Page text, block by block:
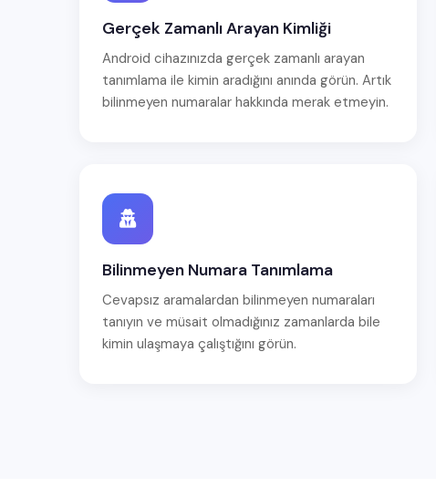
Gerçek Zamanlı Arayan Kimliği
Android cihazınızda gerçek zamanlı arayan
tanımlama ile kimin aradığını anında görün. Artık
bilinmeyen numaralar hakkında merak etmeyin.
Bilinmeyen Numara Tanımlama
Cevapsız aramalardan bilinmeyen numaraları
tanıyın ve müsait olmadığınız zamanlarda bile
kimin ulaşmaya çalıştığını görün.